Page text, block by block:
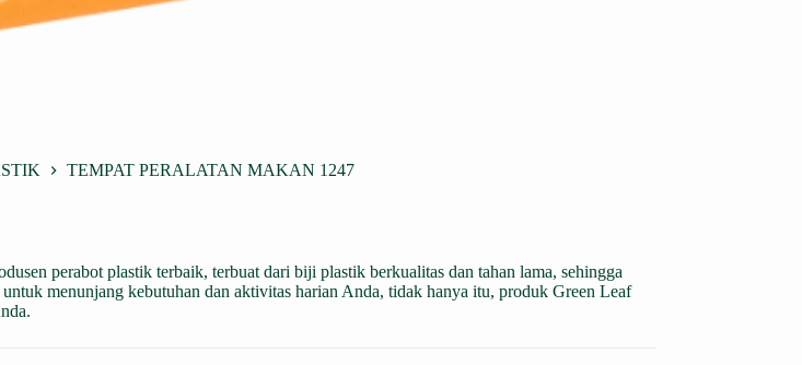
TEMPAT PERALATAN MAKAN 1247
perabot plastik terbaik, terbuat dari biji plastik berkualitas dan tahan lama, sehingga
menunjang kebutuhan dan aktivitas harian Anda, tidak hanya itu, produk Green Leaf